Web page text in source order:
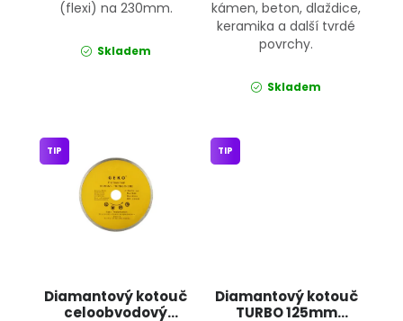
(flexi) na 230mm.
Skladem
kámen, beton, dlaždice,
keramika a další tvrdé
povrchy.
Skladem
Diamantový kotouč
celoobvodový
TIP
Diamantový kotouč
TURBO 125mm
TIP